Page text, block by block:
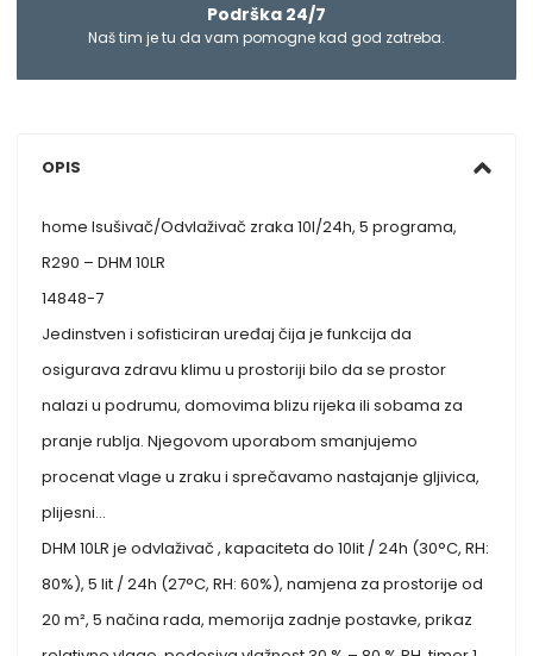
Podrška 24/7
Naš tim je tu da vam pomogne kad god zatreba.
OPIS
home Isušivač/Odvlaživač zraka 10l/24h, 5 programa,
R290 – DHM 10LR
14848-7
Jedinstven i sofisticiran uređaj čija je funkcija da
osigurava zdravu klimu u prostoriji bilo da se prostor
nalazi u podrumu, domovima blizu rijeka ili sobama za
pranje rublja. Njegovom uporabom smanjujemo
procenat vlage u zraku i sprečavamo nastajanje gljivica,
plijesni…
DHM 10LR je odvlaživač , kapaciteta do 10lit / 24h (30°C, RH:
80%), 5 lit / 24h (27°C, RH: 60%), namjena za prostorije od
20 m², 5 načina rada, memorija zadnje postavke, prikaz